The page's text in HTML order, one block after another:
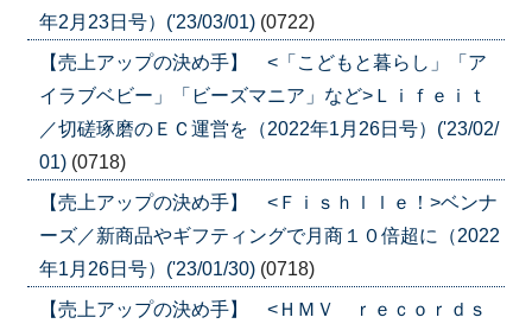
年2月23日号）('23/03/01) (0722)
【売上アップの決め手】 <「こどもと暮らし」「ア
イラブベビー」「ビーズマニア」など>Ｌｉｆｅｉｔ
／切磋琢磨のＥＣ運営を（2022年1月26日号）('23/02/
01) (0718)
【売上アップの決め手】 <Ｆｉｓｈｌｌｅ！>ベンナ
ーズ／新商品やギフティングで月商１０倍超に（2022
年1月26日号）('23/01/30) (0718)
【売上アップの決め手】 <ＨＭＶ ｒｅｃｏｒｄｓ